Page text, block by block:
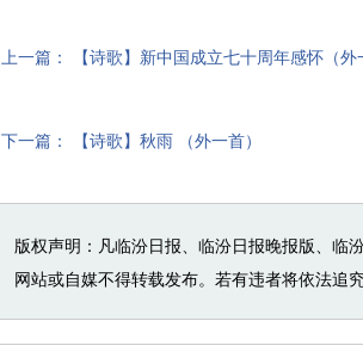
上一篇： 【诗歌】新中国成立七十周年感怀（外
下一篇： 【诗歌】秋雨 （外一首）
版权声明：凡临汾日报、临汾日报晚报版、临
网站或自媒不得转载发布。若有违者将依法追究